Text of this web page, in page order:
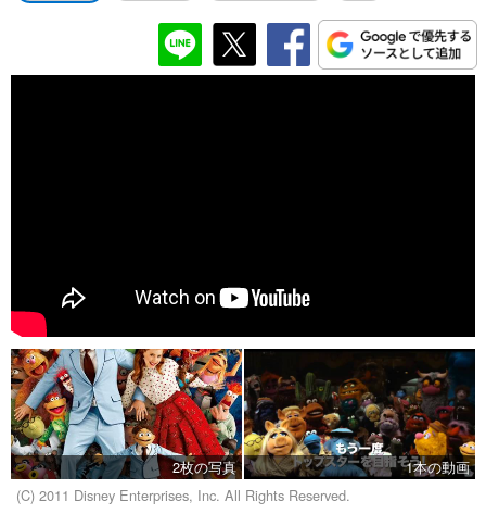
2枚の写真
1本の動画
(C) 2011 Disney Enterprises, Inc. All Rights Reserved.